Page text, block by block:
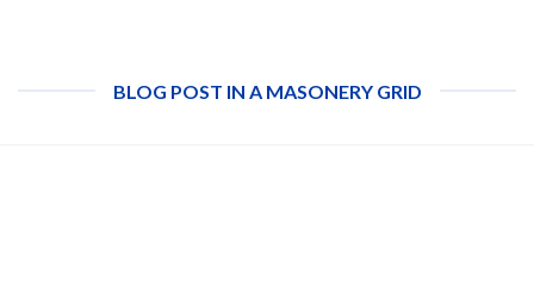
BLOG POST IN A MASONERY GRID